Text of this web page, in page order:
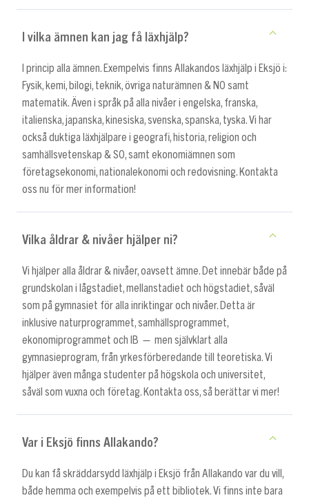
I vilka ämnen kan jag få läxhjälp?
I princip alla ämnen. Exempelvis finns Allakandos läxhjälp i Eksjö i:
Fysik, kemi, bilogi, teknik, övriga naturämnen & NO samt
matematik. Även i språk på alla nivåer i engelska, franska,
italienska, japanska, kinesiska, svenska, spanska, tyska. Vi har
också duktiga läxhjälpare i geografi, historia, religion och
samhällsvetenskap & SO, samt ekonomiämnen som
företagsekonomi, nationalekonomi och redovisning. Kontakta
oss nu för mer information!
Vilka åldrar & nivåer hjälper ni?
Vi hjälper alla åldrar & nivåer, oavsett ämne. Det innebär både på
grundskolan i lågstadiet, mellanstadiet och högstadiet, såväl
som på gymnasiet för alla inriktingar och nivåer. Detta är
inklusive naturprogrammet, samhällsprogrammet,
ekonomiprogrammet och IB — men självklart alla
gymnasieprogram, från yrkesförberedande till teoretiska. Vi
hjälper även många studenter på högskola och universitet,
såväl som vuxna och företag. Kontakta oss, så berättar vi mer!
Var i Eksjö finns Allakando?
Du kan få skräddarsydd läxhjälp i Eksjö från Allakando var du vill,
både hemma och exempelvis på ett bibliotek. Vi finns inte bara